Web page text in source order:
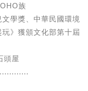
族
學獎、中華民國環境
》獲頒文化部第十屆
頭屋